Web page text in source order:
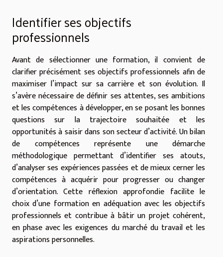
Identifier ses objectifs
professionnels
Avant de sélectionner une formation, il convient de
clarifier précisément ses objectifs professionnels afin de
maximiser l’impact sur sa carrière et son évolution. Il
s’avère nécessaire de définir ses attentes, ses ambitions
et les compétences à développer, en se posant les bonnes
questions sur la trajectoire souhaitée et les
opportunités à saisir dans son secteur d’activité. Un bilan
de compétences représente une démarche
méthodologique permettant d’identifier ses atouts,
d’analyser ses expériences passées et de mieux cerner les
compétences à acquérir pour progresser ou changer
d’orientation. Cette réflexion approfondie facilite le
choix d’une formation en adéquation avec les objectifs
professionnels et contribue à bâtir un projet cohérent,
en phase avec les exigences du marché du travail et les
aspirations personnelles.